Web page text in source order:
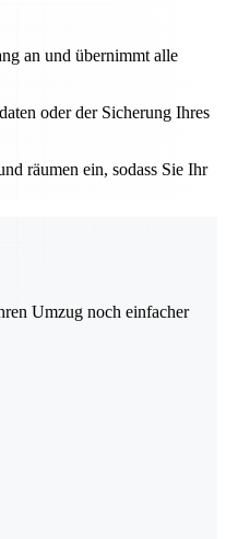
an und übernimmt alle
oder der Sicherung Ihres
räumen ein, sodass Sie Ihr
Umzug noch einfacher